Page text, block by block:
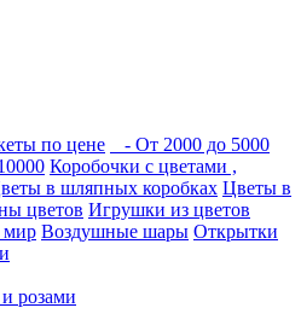
по цене
- От 2000 до 5000
Коробочки с цветами ,
в шляпных коробках Цветы в
цветов Игрушки из цветов
мир Воздушные шары Открытки